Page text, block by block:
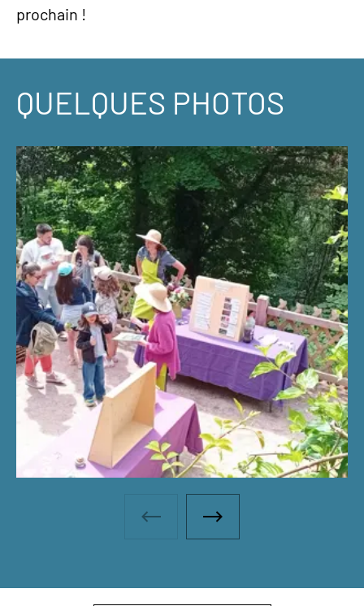
prochain !
QUELQUES PHOTOS
Galerie photos - Photo
Galerie photos - Photo